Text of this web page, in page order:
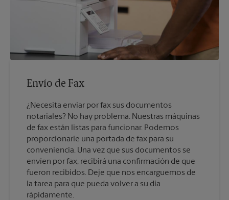
Envío de Fax
¿Necesita enviar por fax sus documentos
notariales? No hay problema. Nuestras máquinas
de fax están listas para funcionar. Podemos
proporcionarle una portada de fax para su
conveniencia. Una vez que sus documentos se
envíen por fax, recibirá una confirmación de que
fueron recibidos. Deje que nos encarguemos de
la tarea para que pueda volver a su día
rápidamente.